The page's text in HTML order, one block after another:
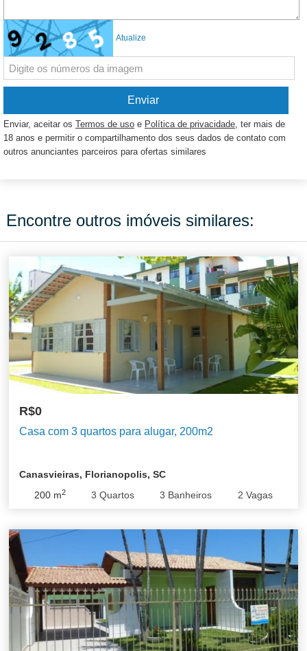
Atualize
Enviar, aceitar os Termos de uso e Política de privacidade, ter mais de
18 anos e permitir o compartilhamento dos seus dados de contato com
outros anunciantes parceiros para ofertas similares
Encontre outros imóveis similares:
R$0
Casa com 3 quartos para alugar, 200m2
Canasvieiras, Florianopolis, SC
200 m2 3 Quartos 3 Banheiros 2 Vagas